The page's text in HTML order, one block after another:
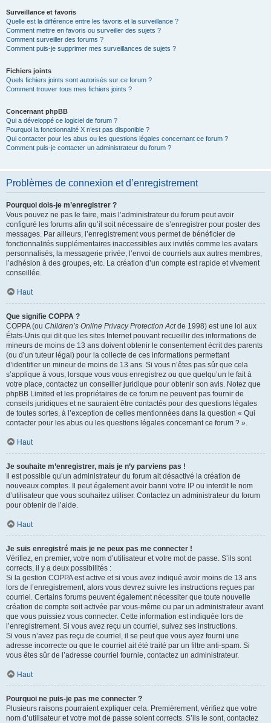
Surveillance et favoris
Quelle est la différence entre les favoris et la surveillance ?
Comment mettre en favoris ou surveiller des sujets ?
Comment surveiller des forums ?
Comment puis-je supprimer mes surveillances de sujets ?
Fichiers joints
Quels fichiers joints sont autorisés sur ce forum ?
Comment trouver tous mes fichiers joints ?
Concernant phpBB
Qui a développé ce logiciel de forum ?
Pourquoi la fonctionnalité X n’est pas disponible ?
Qui contacter pour les abus ou les questions légales concernant ce forum ?
Comment puis-je contacter un administrateur du forum ?
Problèmes de connexion et d’enregistrement
Pourquoi dois-je m’enregistrer ?
Vous pouvez ne pas le faire, mais l’administrateur du forum peut avoir
configuré les forums afin qu’il soit nécessaire de s’enregistrer pour poster des
messages. Par ailleurs, l’enregistrement vous permet de bénéficier de
fonctionnalités supplémentaires inaccessibles aux invités comme les avatars
personnalisés, la messagerie privée, l’envoi de courriels aux autres membres,
l’adhésion à des groupes, etc. La création d’un compte est rapide et vivement
conseillée.
Haut
Que signifie COPPA ?
COPPA (ou Children’s Online Privacy Protection Actde 1998) est une loi aux
États-Unis qui dit que les sites Internet pouvant recueillir des informations de
mineurs de moins de 13 ans doivent obtenir le consentement écrit des parents
(ou d’un tuteur légal) pour la collecte de ces informations permettant
d’identifier un mineur de moins de 13 ans. Si vous n’êtes pas sûr que cela
s’applique à vous, lorsque vous vous enregistrez ou que quelqu’un le fait à
votre place, contactez un conseiller juridique pour obtenir son avis. Notez que
phpBB Limited et les propriétaires de ce forum ne peuvent pas fournir de
conseils juridiques et ne sauraient être contactés pour des questions légales
de toutes sortes, à l’exception de celles mentionnées dans la question « Qui
contacter pour les abus ou les questions légales concernant ce forum ? ».
Haut
Je souhaite m’enregistrer, mais je n’y parviens pas !
Il est possible qu’un administrateur du forum ait désactivé la création de
nouveaux comptes. Il peut également avoir banni votre IP ou interdit le nom
d’utilisateur que vous souhaitez utiliser. Contactez un administrateur du forum
pour obtenir de l’aide.
Haut
Je suis enregistré mais je ne peux pas me connecter !
Vérifiez, en premier, votre nom d’utilisateur et votre mot de passe. S’ils sont
corrects, il y a deux possibilités :
Si la gestion COPPA est active et si vous avez indiqué avoir moins de 13 ans
lors de l’enregistrement, alors vous devrez suivre les instructions reçues par
courriel. Certains forums peuvent également nécessiter que toute nouvelle
création de compte soit activée par vous-même ou par un administrateur avant
que vous puissiez vous connecter. Cette information est indiquée lors de
l’enregistrement. Si vous avez reçu un courriel, suivez ses instructions.
Si vous n’avez pas reçu de courriel, il se peut que vous ayez fourni une
adresse incorrecte ou que le courriel ait été traité par un filtre anti-spam. Si
vous êtes sûr de l’adresse courriel fournie, contactez un administrateur.
Haut
Pourquoi ne puis-je pas me connecter ?
Plusieurs raisons pourraient expliquer cela. Premièrement, vérifiez que votre
nom d’utilisateur et votre mot de passe soient corrects. S’ils le sont, contactez